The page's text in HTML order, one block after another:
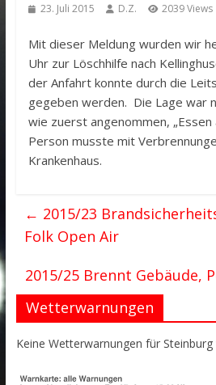
23. Juli 2015 D.Z. 2039 Views
Mit dieser Meldung wurden wir
Uhr zur Löschhilfe nach
der Anfahrt konnte durch die
gegeben werden. Die Lage war
wie zuerst angenommen, „Essen
Person musste mit
Krankenhaus.
← 2015/23
Folk Open Air
2015/25 Brennt Gebäude,
Wetterwarnungen
Keine Wetterwarnungen für Steinburg